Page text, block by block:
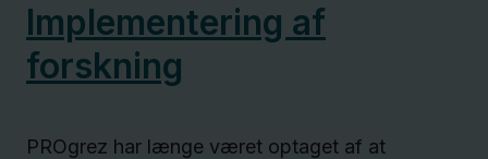
Implementering af
forskning
PROgrez har længe været optaget af at